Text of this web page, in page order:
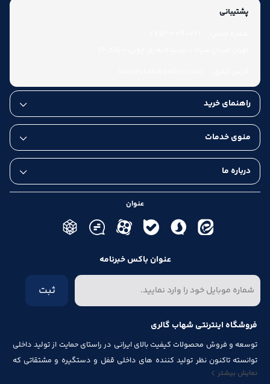
پشتیبانی
راهنمای خرید
منوی خدمات
درباره ما
عنوان
عنوان باکس خبرنامه
ثبت
فروشگاه اینترنتی شهاب گالری
توسعه و فروش محصولات کیفیت بالای ایرانی در راستای حمایت از تولید داخلی
توانسته تاکنون نظر تولید کننده های داخلی قفل و دستگیره و مشتقاتی که
مرتبط با درب و پنجره باشد از قبیل شماره پلاک، جک آرام بند ، فنر های در ، لولا ،
نمایش بیشتر